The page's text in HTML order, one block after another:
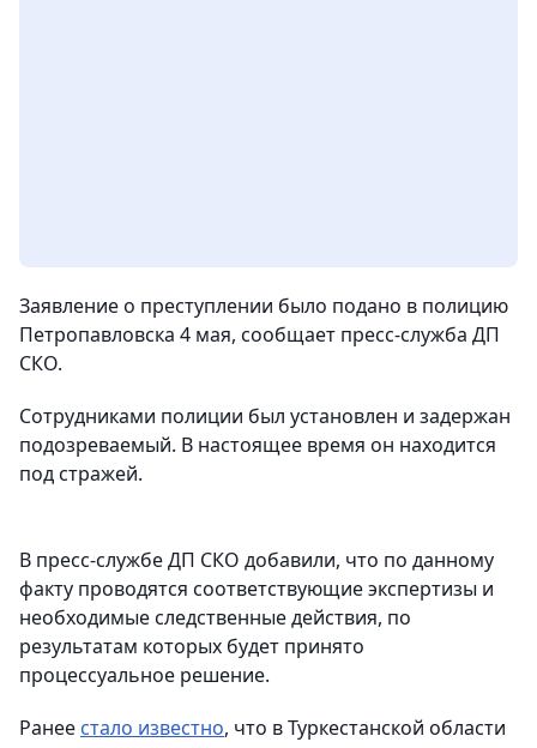
Заявление о преступлении было подано в полицию
Петропавловска 4 мая, сообщает пресс-служба ДП
СКО.
Сотрудниками полиции был установлен и задержан
подозреваемый. В настоящее время он находится
под стражей.
В пресс-службе ДП СКО добавили, что по данному
факту проводятся соответствующие экспертизы и
необходимые следственные действия, по
результатам которых будет принято
процессуальное решение.
Ранее стало известно, что в Туркестанской области